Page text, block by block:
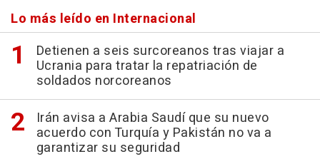
Lo más leído en Internacional
Detienen a seis surcoreanos tras viajar a
Ucrania para tratar la repatriación de
soldados norcoreanos
Irán avisa a Arabia Saudí que su nuevo
acuerdo con Turquía y Pakistán no va a
garantizar su seguridad